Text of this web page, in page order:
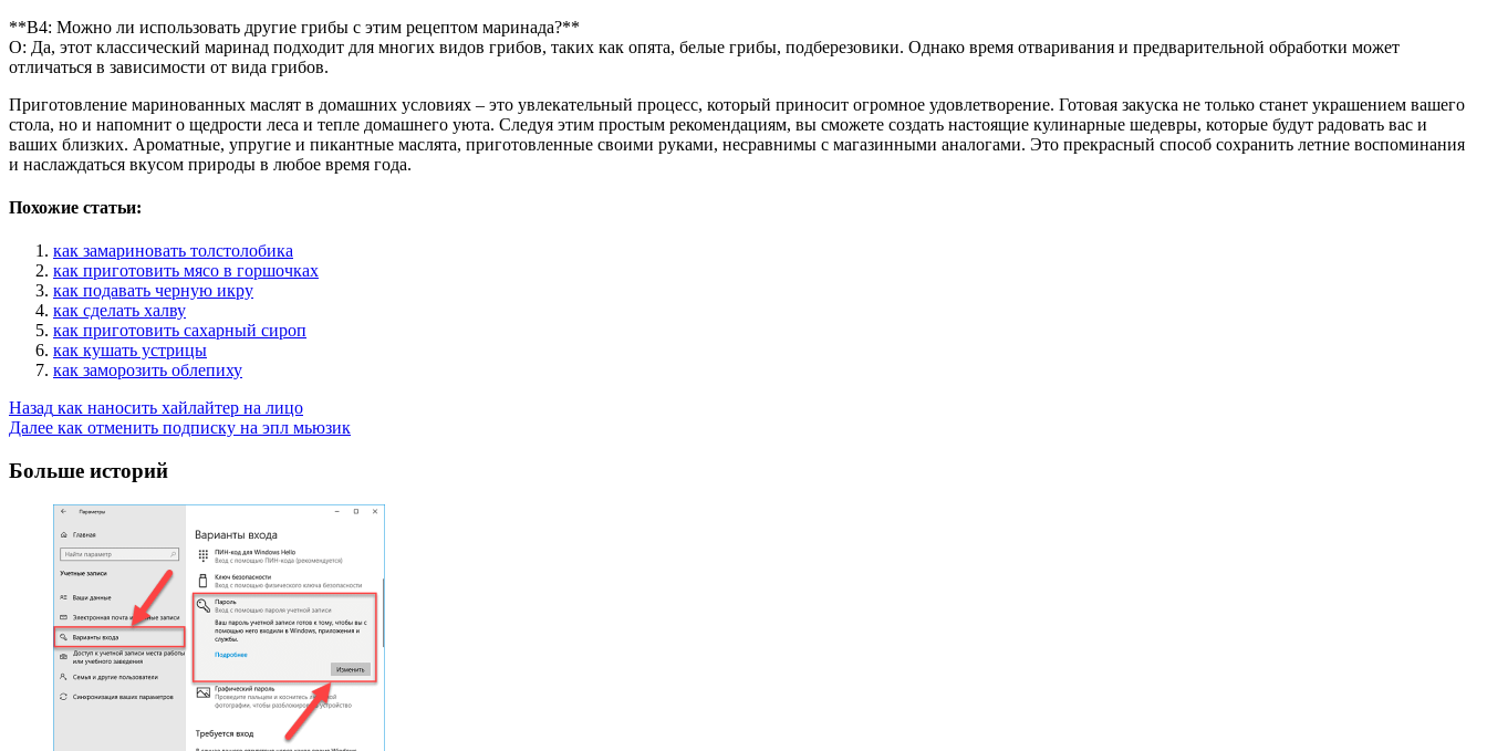
**В4: Можно ли использовать другие грибы с этим рецептом маринада?**
О: Да, этот классический маринад подходит для многих видов грибов, таких как опята, белые грибы, подберезовики. Однако время отваривания и предварительной обработки может
отличаться в зависимости от вида грибов.
Приготовление маринованных маслят в домашних условиях – это увлекательный процесс, который приносит огромное удовлетворение. Готовая закуска не только станет украшением вашего
стола, но и напомнит о щедрости леса и тепле домашнего уюта. Следуя этим простым рекомендациям, вы сможете создать настоящие кулинарные шедевры, которые будут радовать вас и
ваших близких. Ароматные, упругие и пикантные маслята, приготовленные своими руками, несравнимы с магазинными аналогами. Это прекрасный способ сохранить летние воспоминания
и наслаждаться вкусом природы в любое время года.
Похожие статьи:
как замариновать толстолобика
как приготовить мясо в горшочках
как подавать черную икру
как сделать халву
как приготовить сахарный сироп
как кушать устрицы
как заморозить облепиху
Post
Navigation
Назад как наносить хайлайтер на лицо
Далее как отменить подписку на эпл мьюзик
Больше историй